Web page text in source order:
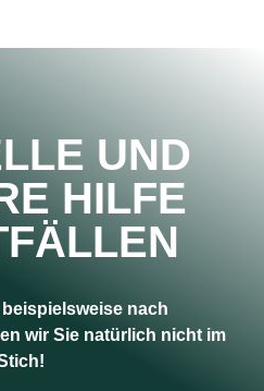
UND
HILFE
beispielsweise nach
wir Sie natürlich nicht im